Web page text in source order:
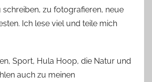
schreiben, zu fotografieren, neue
Ich lese viel und teile mich
Sport, Hula Hoop, die Natur und
auch zu meinen